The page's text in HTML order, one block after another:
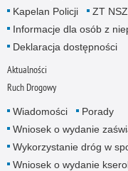
Kapelan Policji
ZT
Informacje dla osób z
Deklaracja dostępności
Aktualności
Ruch Drogowy
Wiadomości
Porady
Wniosek o wydanie
Wykorzystanie dróg w
Wniosek o wydanie